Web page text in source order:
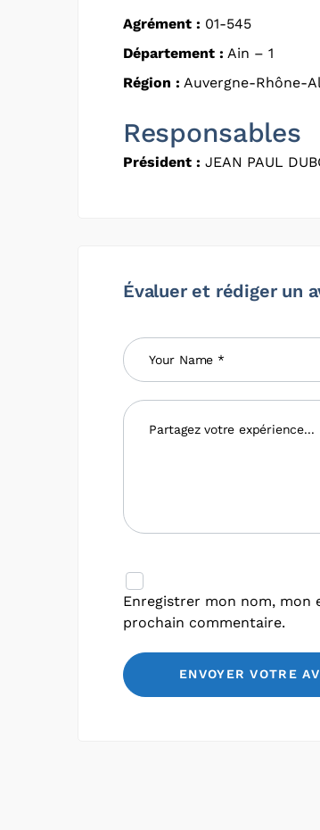
Agrément : 01-545
Département : Ain – 1
Région : Auvergne-Rhône-
Responsables
Président : JEAN PAUL
Évaluer et rédiger un
Enregistrer mon nom, mon
prochain commentaire.